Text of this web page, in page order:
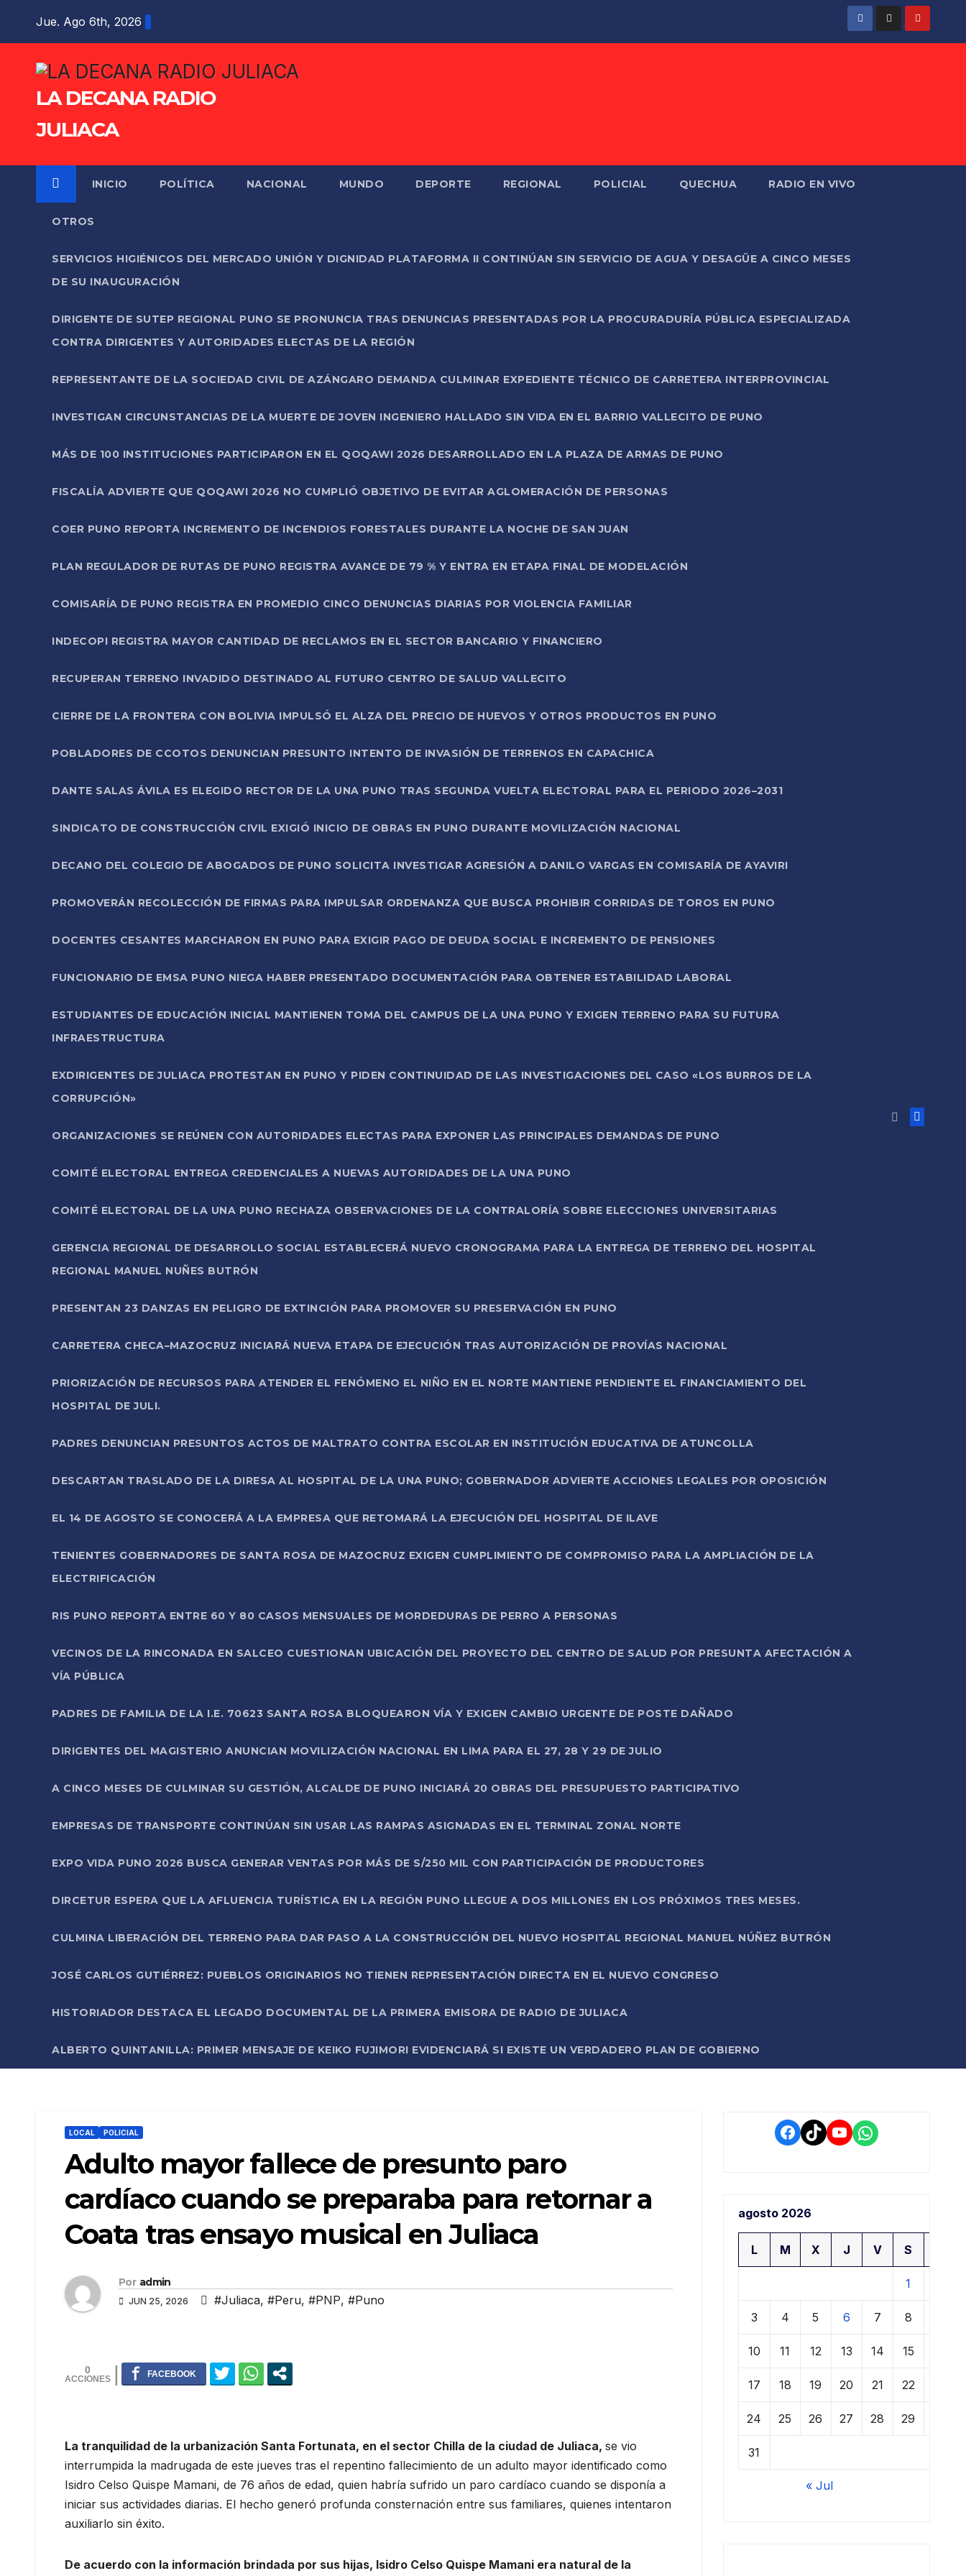
Jue. Ago 6th, 2026
LA DECANA RADIO
JULIACA
INICIO POLÍTICA NACIONAL MUNDO DEPORTE REGIONAL POLICIAL QUECHUA RADIO EN VIVO
OTROS
SERVICIOS HIGIÉNICOS DEL MERCADO UNIÓN Y DIGNIDAD PLATAFORMA II CONTINÚAN SIN SERVICIO DE AGUA Y DESAGÜE A CINCO MESES
DE SU INAUGURACIÓN
DIRIGENTE DE SUTEP REGIONAL PUNO SE PRONUNCIA TRAS DENUNCIAS PRESENTADAS POR LA PROCURADURÍA PÚBLICA ESPECIALIZADA
CONTRA DIRIGENTES Y AUTORIDADES ELECTAS DE LA REGIÓN
REPRESENTANTE DE LA SOCIEDAD CIVIL DE AZÁNGARO DEMANDA CULMINAR EXPEDIENTE TÉCNICO DE CARRETERA INTERPROVINCIAL
INVESTIGAN CIRCUNSTANCIAS DE LA MUERTE DE JOVEN INGENIERO HALLADO SIN VIDA EN EL BARRIO VALLECITO DE PUNO
MÁS DE 100 INSTITUCIONES PARTICIPARON EN EL QOQAWI 2026 DESARROLLADO EN LA PLAZA DE ARMAS DE PUNO
FISCALÍA ADVIERTE QUE QOQAWI 2026 NO CUMPLIÓ OBJETIVO DE EVITAR AGLOMERACIÓN DE PERSONAS
COER PUNO REPORTA INCREMENTO DE INCENDIOS FORESTALES DURANTE LA NOCHE DE SAN JUAN
PLAN REGULADOR DE RUTAS DE PUNO REGISTRA AVANCE DE 79 % Y ENTRA EN ETAPA FINAL DE MODELACIÓN
COMISARÍA DE PUNO REGISTRA EN PROMEDIO CINCO DENUNCIAS DIARIAS POR VIOLENCIA FAMILIAR
INDECOPI REGISTRA MAYOR CANTIDAD DE RECLAMOS EN EL SECTOR BANCARIO Y FINANCIERO
RECUPERAN TERRENO INVADIDO DESTINADO AL FUTURO CENTRO DE SALUD VALLECITO
CIERRE DE LA FRONTERA CON BOLIVIA IMPULSÓ EL ALZA DEL PRECIO DE HUEVOS Y OTROS PRODUCTOS EN PUNO
POBLADORES DE CCOTOS DENUNCIAN PRESUNTO INTENTO DE INVASIÓN DE TERRENOS EN CAPACHICA
DANTE SALAS ÁVILA ES ELEGIDO RECTOR DE LA UNA PUNO TRAS SEGUNDA VUELTA ELECTORAL PARA EL PERIODO 2026–2031
SINDICATO DE CONSTRUCCIÓN CIVIL EXIGIÓ INICIO DE OBRAS EN PUNO DURANTE MOVILIZACIÓN NACIONAL
DECANO DEL COLEGIO DE ABOGADOS DE PUNO SOLICITA INVESTIGAR AGRESIÓN A DANILO VARGAS EN COMISARÍA DE AYAVIRI
PROMOVERÁN RECOLECCIÓN DE FIRMAS PARA IMPULSAR ORDENANZA QUE BUSCA PROHIBIR CORRIDAS DE TOROS EN PUNO
DOCENTES CESANTES MARCHARON EN PUNO PARA EXIGIR PAGO DE DEUDA SOCIAL E INCREMENTO DE PENSIONES
FUNCIONARIO DE EMSA PUNO NIEGA HABER PRESENTADO DOCUMENTACIÓN PARA OBTENER ESTABILIDAD LABORAL
ESTUDIANTES DE EDUCACIÓN INICIAL MANTIENEN TOMA DEL CAMPUS DE LA UNA PUNO Y EXIGEN TERRENO PARA SU FUTURA
INFRAESTRUCTURA
EXDIRIGENTES DE JULIACA PROTESTAN EN PUNO Y PIDEN CONTINUIDAD DE LAS INVESTIGACIONES DEL CASO «LOS BURROS DE LA
CORRUPCIÓN»
ORGANIZACIONES SE REÚNEN CON AUTORIDADES ELECTAS PARA EXPONER LAS PRINCIPALES DEMANDAS DE PUNO
COMITÉ ELECTORAL ENTREGA CREDENCIALES A NUEVAS AUTORIDADES DE LA UNA PUNO
COMITÉ ELECTORAL DE LA UNA PUNO RECHAZA OBSERVACIONES DE LA CONTRALORÍA SOBRE ELECCIONES UNIVERSITARIAS
GERENCIA REGIONAL DE DESARROLLO SOCIAL ESTABLECERÁ NUEVO CRONOGRAMA PARA LA ENTREGA DE TERRENO DEL HOSPITAL
REGIONAL MANUEL NUÑES BUTRÓN
PRESENTAN 23 DANZAS EN PELIGRO DE EXTINCIÓN PARA PROMOVER SU PRESERVACIÓN EN PUNO
CARRETERA CHECA–MAZOCRUZ INICIARÁ NUEVA ETAPA DE EJECUCIÓN TRAS AUTORIZACIÓN DE PROVÍAS NACIONAL
PRIORIZACIÓN DE RECURSOS PARA ATENDER EL FENÓMENO EL NIÑO EN EL NORTE MANTIENE PENDIENTE EL FINANCIAMIENTO DEL
HOSPITAL DE JULI.
PADRES DENUNCIAN PRESUNTOS ACTOS DE MALTRATO CONTRA ESCOLAR EN INSTITUCIÓN EDUCATIVA DE ATUNCOLLA
DESCARTAN TRASLADO DE LA DIRESA AL HOSPITAL DE LA UNA PUNO; GOBERNADOR ADVIERTE ACCIONES LEGALES POR OPOSICIÓN
EL 14 DE AGOSTO SE CONOCERÁ A LA EMPRESA QUE RETOMARÁ LA EJECUCIÓN DEL HOSPITAL DE ILAVE
TENIENTES GOBERNADORES DE SANTA ROSA DE MAZOCRUZ EXIGEN CUMPLIMIENTO DE COMPROMISO PARA LA AMPLIACIÓN DE LA
ELECTRIFICACIÓN
RIS PUNO REPORTA ENTRE 60 Y 80 CASOS MENSUALES DE MORDEDURAS DE PERRO A PERSONAS
VECINOS DE LA RINCONADA EN SALCEO CUESTIONAN UBICACIÓN DEL PROYECTO DEL CENTRO DE SALUD POR PRESUNTA AFECTACIÓN A
VÍA PÚBLICA
PADRES DE FAMILIA DE LA I.E. 70623 SANTA ROSA BLOQUEARON VÍA Y EXIGEN CAMBIO URGENTE DE POSTE DAÑADO
DIRIGENTES DEL MAGISTERIO ANUNCIAN MOVILIZACIÓN NACIONAL EN LIMA PARA EL 27, 28 Y 29 DE JULIO
A CINCO MESES DE CULMINAR SU GESTIÓN, ALCALDE DE PUNO INICIARÁ 20 OBRAS DEL PRESUPUESTO PARTICIPATIVO
EMPRESAS DE TRANSPORTE CONTINÚAN SIN USAR LAS RAMPAS ASIGNADAS EN EL TERMINAL ZONAL NORTE
EXPO VIDA PUNO 2026 BUSCA GENERAR VENTAS POR MÁS DE S/250 MIL CON PARTICIPACIÓN DE PRODUCTORES
DIRCETUR ESPERA QUE LA AFLUENCIA TURÍSTICA EN LA REGIÓN PUNO LLEGUE A DOS MILLONES EN LOS PRÓXIMOS TRES MESES.
CULMINA LIBERACIÓN DEL TERRENO PARA DAR PASO A LA CONSTRUCCIÓN DEL NUEVO HOSPITAL REGIONAL MANUEL NÚÑEZ BUTRÓN
JOSÉ CARLOS GUTIÉRREZ: PUEBLOS ORIGINARIOS NO TIENEN REPRESENTACIÓN DIRECTA EN EL NUEVO CONGRESO
HISTORIADOR DESTACA EL LEGADO DOCUMENTAL DE LA PRIMERA EMISORA DE RADIO DE JULIACA
ALBERTO QUINTANILLA: PRIMER MENSAJE DE KEIKO FUJIMORI EVIDENCIARÁ SI EXISTE UN VERDADERO PLAN DE GOBIERNO
LOCAL POLICIAL
Adulto mayor fallece de presunto paro
cardíaco cuando se preparaba para retornar a
Coata tras ensayo musical en Juliaca
Por admin
JUN 25, 2026 #Juliaca, #Peru, #PNP, #Puno
0
La tranquilidad de la urbanización Santa Fortunata, en el sector Chilla de la ciudad de Juliaca, se vio
interrumpida la madrugada de este jueves tras el repentino fallecimiento de un adulto mayor identificado como
Isidro Celso Quispe Mamani, de 76 años de edad, quien habría sufrido un paro cardíaco cuando se disponía a
iniciar sus actividades diarias. El hecho generó profunda consternación entre sus familiares, quienes intentaron
auxiliarlo sin éxito.
De acuerdo con la información brindada por sus hijas, Isidro Celso Quispe Mamani era natural de la
Facebook
TikTokYouTube
WhatsApp
agosto 2026
L M X J V S
1
3 4 5 6 7 8
10 11 12 13 14 15
17 18 19 20 21 22
24 25 26 27 28 29
31
« Jul